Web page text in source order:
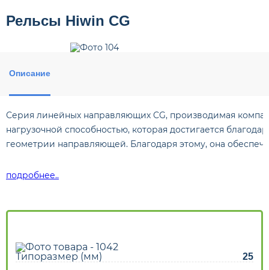
Рельсы Hiwin CG
Описание
Серия линейных направляющих CG, производимая
нагрузочной способностью, которая достигается
геометрии направляющей. Благодаря этому, она
подробнее..
Типоразмер (мм) 25